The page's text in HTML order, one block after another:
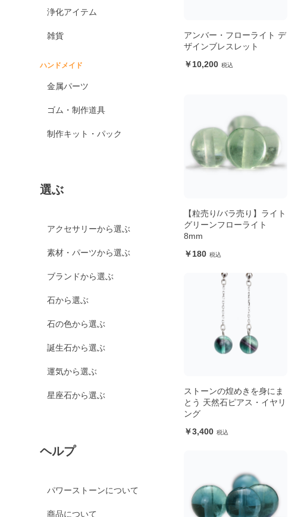
浄化アイテム
雑貨
ハンドメイド
金属パーツ
ゴム・制作道具
制作キット・パック
選ぶ
アクセサリーから選ぶ
素材・パーツから選ぶ
ブランドから選ぶ
石から選ぶ
石の色から選ぶ
誕生石から選ぶ
運気から選ぶ
星座石から選ぶ
ヘルプ
パワーストーンについて
商品について
アンバー・フローライト デ
ザインブレスレット
10,200
【粒売り/バラ売り】ライト
グリーンフローライト
8mm
180
ストーンの煌めきを身にま
とう 天然石ピアス・イヤリ
ング
3,400